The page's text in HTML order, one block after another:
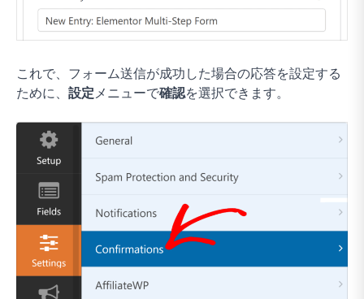
これで、フォーム送信が成功した場合の応答を設定する
ために、 設定メニューで確認を選択できます。